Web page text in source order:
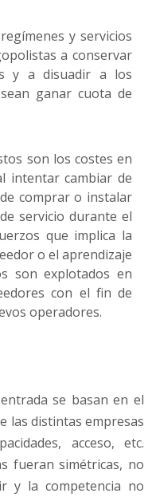
y servicios
a conservar
y a disuadir a los
ganar cuota de
son los costes en
intentar cambiar de
comprar o instalar
servicio durante el
que implica la
o el aprendizaje
son explotados en
con el fin de
operadores.
se basan en el
las distintas empresas
acceso, etc.
fueran simétricas, no
y la competencia no